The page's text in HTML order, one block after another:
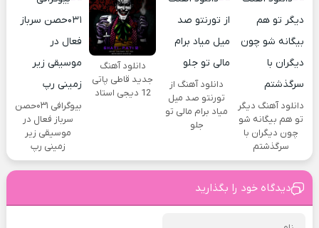
دانلود آهنگ دیگر
تو هم بیگانه شو
چون دیگران با
سرگذشتم
دانلود آهنگ از
تورنتو صد میل
میاد برام مالی تو
جلو
دانلود آهنگ
جدید قاطی پاتی
12 دیجی استاد
بیوگرافی ۰۳۱حصن
سرباز فعال در
موسیقی زیر
زمینی رپ
دیدگاه خود را بگذارید